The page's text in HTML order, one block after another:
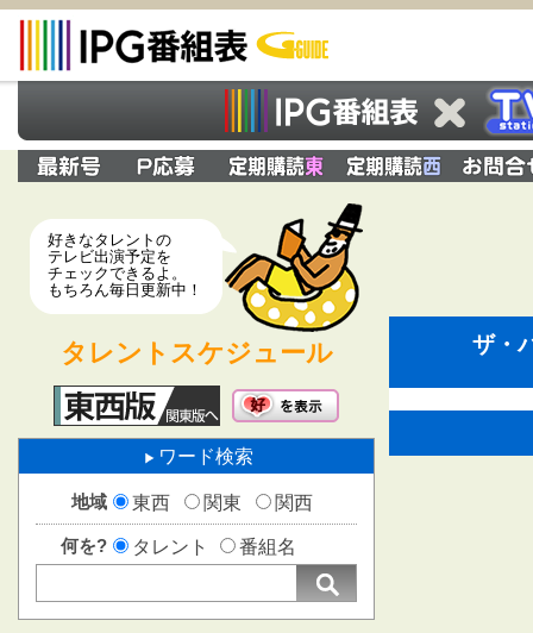
好きなタレントの
テレビ出演予定を
チェックできるよ。
もちろん毎日更新中！
タレントスケジュール
ワード検索
地域 東西 関東 関西
何を? タレント 番組名
ザ・